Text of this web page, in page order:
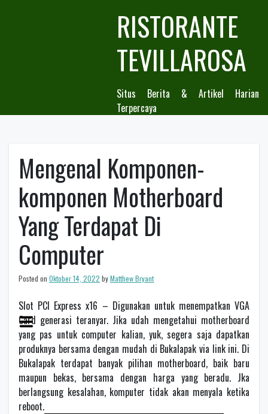
RISTORANTE
TEVILLAROSA
Situs Berita & Artikel Harian
Terpercaya
Mengenal Komponen-
komponen Motherboard
Yang Terdapat Di
Computer
Posted on Oktober 14, 2022 byMatthew Bryant
Slot PCI Express x16 – Digunakan untuk menempatkan VGA
Card generasi teranyar. Jika udah mengetahui motherboard
yang pas untuk computer kalian, yuk, segera saja dapatkan
produknya bersama dengan mudah di Bukalapak via link ini. Di
Bukalapak terdapat banyak pilihan motherboard, baik baru
maupun bekas, bersama dengan harga yang beradu. Jka
berlangsung kesalahan, komputer tidak akan menyala ketika
reboot.